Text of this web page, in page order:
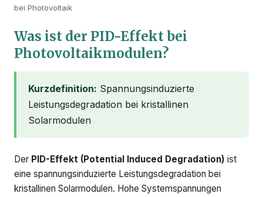
bei Photovoltaik
Was ist der PID-Effekt bei
Photovoltaikmodulen?
Kurzdefinition: Spannungsinduzierte
Leistungsdegradation bei kristallinen
Solarmodulen
Der PID-Effekt (Potential Induced Degradation) ist
eine spannungsinduzierte Leistungsdegradation bei
kristallinen Solarmodulen. Hohe Systemspannungen